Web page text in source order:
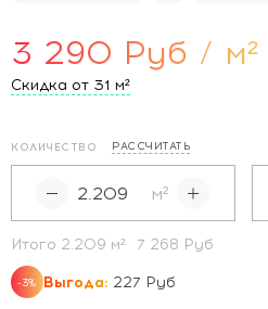
3 290 Руб / м²
Скидка от 31 м²
КОЛИЧЕСТВО РАССЧИТАТЬ
м²
Итого 2.209 м² 7 268 Руб
-3% Выгода: 227 Руб